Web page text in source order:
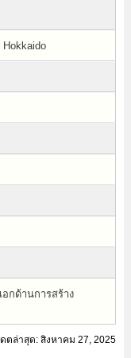
Hokkaido
กด้านการสร้าง
ตล่าสุด: สิงหาคม 27, 2025